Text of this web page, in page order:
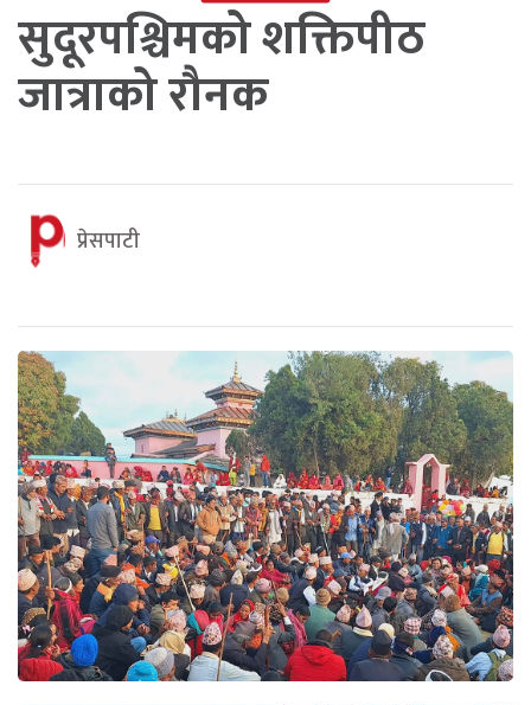
सुदूरपश्चिमको शक्तिपीठ
जात्राको रौनक
प्रेसपाटी